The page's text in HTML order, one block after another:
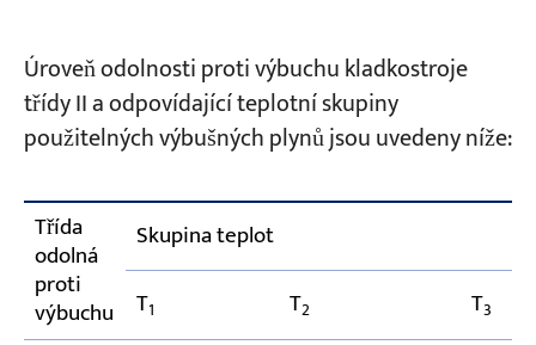
Úroveň odolnosti proti výbuchu kladkostroje
třídy II a odpovídající teplotní skupiny
použitelných výbušných plynů jsou uvedeny níže:
Třída
odolná
proti
výbuchu
Skupina teplot
T1 T2 T3